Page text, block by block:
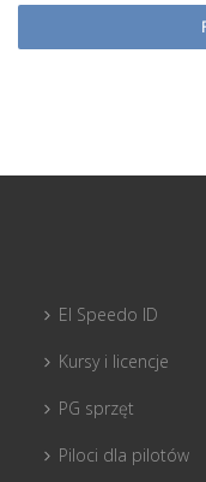
El Speedo ID
Kursy i licencje
PG sprzęt
Piloci dla pilotów